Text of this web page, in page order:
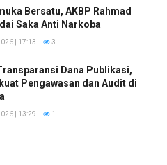
Bersatu, AKBP Rahmad
Saka Anti Narkoba
| 17:13 3
Dana Publikasi,
Pengawasan dan Audit di
| 13:29 1